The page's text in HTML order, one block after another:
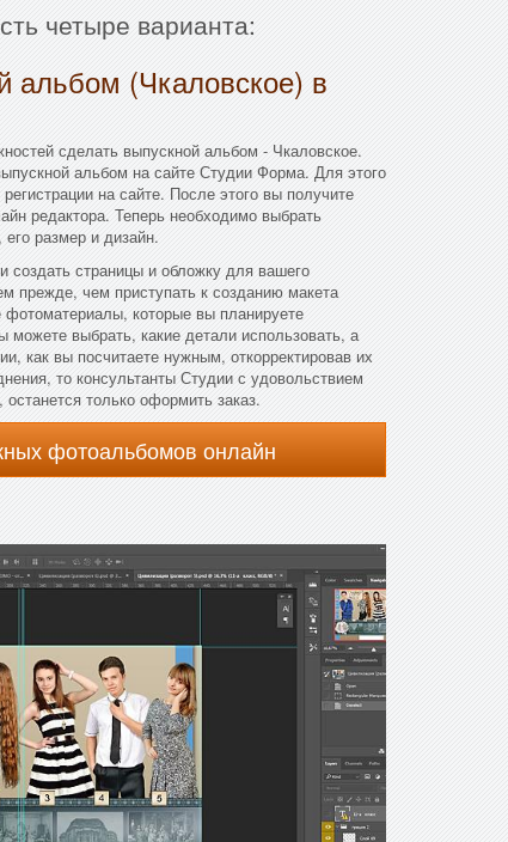
четыре варианта:
альбом (Чкаловское) в
сделать выпускной альбом - Чкаловское.
альбом на сайте Студии Форма. Для этого
на сайте. После этого вы получите
редактора. Теперь необходимо выбрать
размер и дизайн.
создать страницы и обложку для вашего
прежде, чем приступать к созданию макета
фотоматериалы, которые вы планируете
можете выбрать, какие детали использовать, а
как вы посчитаете нужным, откорректировав их
то консультанты Студии с удовольствием
только оформить заказ.
фотоальбомов онлайн